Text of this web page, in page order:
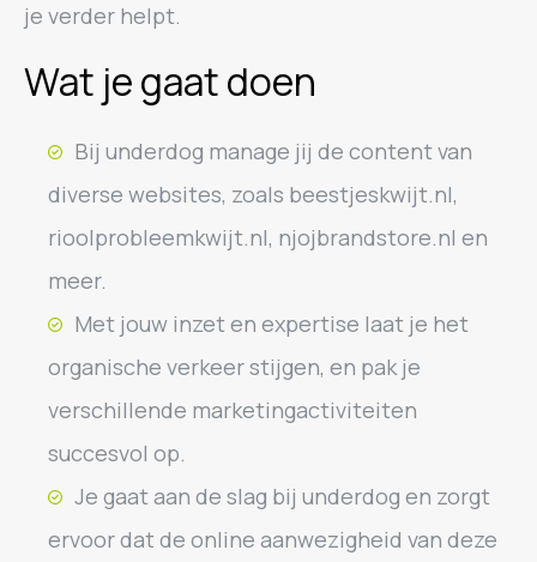
je verder helpt.
Wat je gaat doen
Bij underdog manage jij de content van
diverse websites, zoals beestjeskwijt.nl,
rioolprobleemkwijt.nl, njojbrandstore.nl en
meer.
Met jouw inzet en expertise laat je het
organische verkeer stijgen, en pak je
verschillende marketingactiviteiten
succesvol op.
Je gaat aan de slag bij underdog en zorgt
ervoor dat de online aanwezigheid van deze